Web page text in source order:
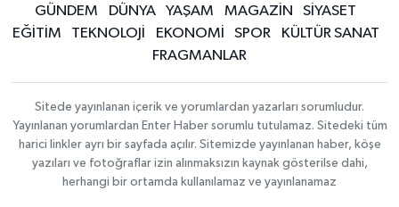
GÜNDEM DÜNYA YAŞAM MAGAZİN
SİYASET
EĞİTİM
TEKNOLOJİ EKONOMİ SPOR
KÜLTÜR SANAT
FRAGMANLAR
Sitede yayınlanan içerik ve yorumlardan yazarları sorumludur.
Yayınlanan yorumlardan Enter Haber sorumlu tutulamaz. Sitedeki tüm
harici linkler ayrı bir sayfada açılır. Sitemizde yayınlanan haber, köşe
yazıları ve fotoğraflar izin alınmaksızın kaynak gösterilse dahi,
herhangi bir ortamda kullanılamaz ve yayınlanamaz